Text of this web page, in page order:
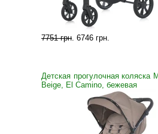
7751 грн. 6746 грн.
Детская прогулочная коляска
Beige, El Camino, бежевая